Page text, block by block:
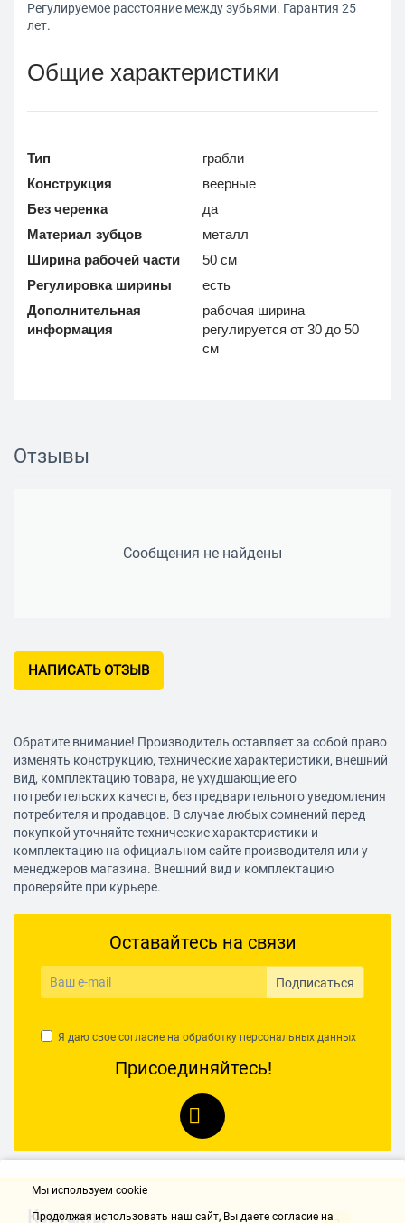
Регулируемое расстояние между зубьями. Гарантия 25
лет.
Общие характеристики
Тип
грабли
Конструкция
веерные
Без черенка
да
Материал зубцов
металл
Ширина рабочей части
50 см
Регулировка ширины
есть
Дополнительная
информация
рабочая ширина
регулируется от 30 до 50
см
Отзывы
Сообщения не найдены
НАПИСАТЬ ОТЗЫВ
Обратите внимание! Производитель оставляет за собой право
изменять конструкцию, технические характеристики, внешний
вид, комплектацию товара, не ухудшающие его
потребительских качеств, без предварительного уведомления
потребителя и продавцов. В случае любых сомнений перед
покупкой уточняйте технические характеристики и
комплектацию на официальном сайте производителя или у
менеджеров магазина. Внешний вид и комплектацию
проверяйте при курьере.
Оставайтесь на связи
Подписаться
Я даю свое согласие на обработку персональных данных
Присоединяйтесь!
Контакты
Мы используем cookie
Продолжая использовать наш cайт, Вы даете согласие на